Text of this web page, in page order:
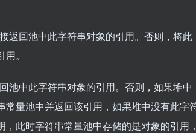
返回池中此字符串对象的引用。否则，将此
。
池中此字符串对象的引用。否则，如果堆中
量池中并返回该引用，如果堆中没有此字
此时字符串常量池中存储的是对象的引用